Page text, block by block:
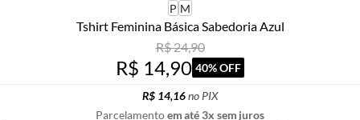
P M
Tshirt Feminina Básica Sabedoria Azul
R$ 24,90
R$ 14,90 40% OFF
R$ 14,16no PIX
Parcelamentoem até 3x sem juros